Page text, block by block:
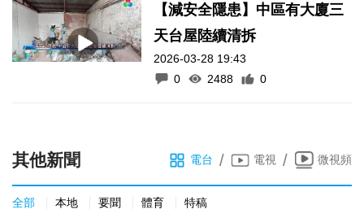
【減安全隱患】中區有大廈三
天台屋陸續清拆
2026-03-28 19:43
0
2488 0
其他新聞 電台 / 電視 / 微視頻
全部 本地 要聞 體育 特稿